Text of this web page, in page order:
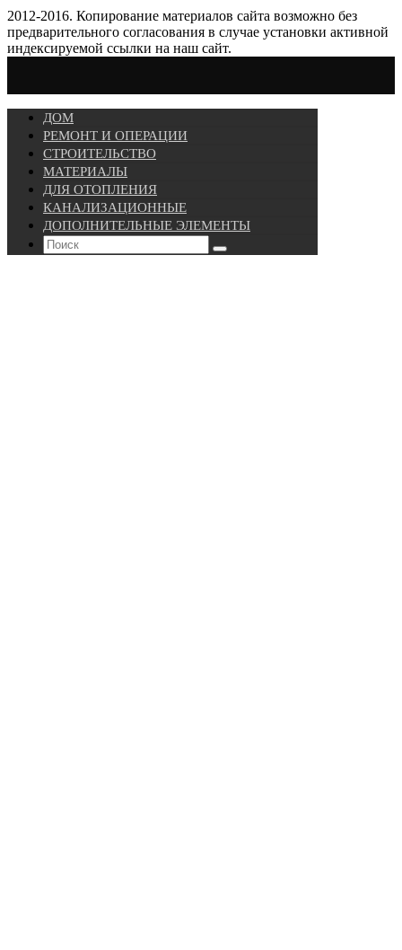
2012-2016. Копирование материалов сайта возможно без
предварительного согласования в случае установки активной
индексируемой ссылки на наш сайт.
ДОМ
РЕМОНТ И ОПЕРАЦИИ
СТРОИТЕЛЬСТВО
МАТЕРИАЛЫ
ДЛЯ ОТОПЛЕНИЯ
КАНАЛИЗАЦИОННЫЕ
ДОПОЛНИТЕЛЬНЫЕ ЭЛЕМЕНТЫ